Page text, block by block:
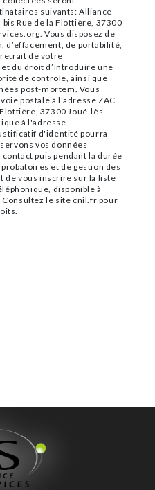
suivants: Alliance
bis Rue de la Flottière, 37300
Vous disposez de
d’effacement, de portabilité,
de votre
du droit d’introduire une
de contrôle, ainsi que
post-mortem. Vous
postale à l'adresse ZAC
37300 Joué-lès-
à l'adresse
d'identité pourra
vos données
puis pendant la durée
et de gestion des
de vous inscrire sur la liste
disponible à
. Consultez le site cnil.fr pour